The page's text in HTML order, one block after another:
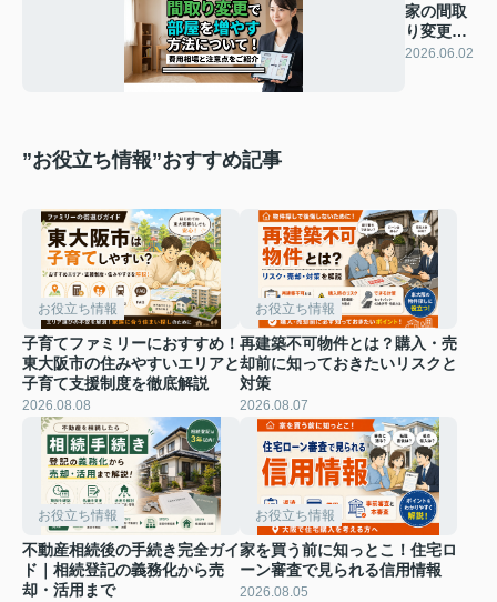
家の間取
り変更で
部屋を増
2026.06.02
”お役立ち情報”おすすめ記事
お役立ち情報
子育てファミリーにおすすめ！
東大阪市の住みやすいエリアと
子育て支援制度を徹底解説
2026.08.08
お役立ち情報
再建築不可物件とは？購入・売
却前に知っておきたいリスクと
対策
2026.08.07
お役立ち情報
不動産相続後の手続き完全ガイ
ド｜相続登記の義務化から売
却・活用まで
お役立ち情報
家を買う前に知っとこ！住宅ロ
ーン審査で見られる信用情報
2026.08.05